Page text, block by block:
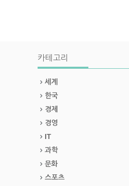
카테고리
세계
한국
경제
경영
IT
과학
문화
스포츠